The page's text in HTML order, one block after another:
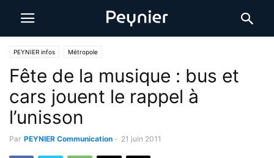
PEYNIER infos Métropole
Fête de la musique : bus et
cars jouent le rappel à
l’unisson
Par PEYNIER Communication - 21 juin 2011